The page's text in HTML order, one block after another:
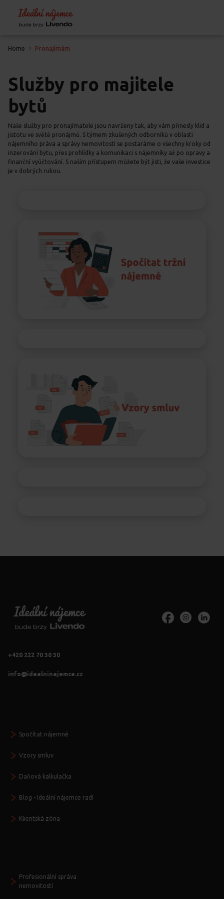
Home Pronajímám
Služby pro majitele
bytů
Naše služby pro pronajímatele jsou navrženy tak, aby vám přinesly klid a
jistotu ve světě pronájmů. S týmem zkušených odborníků v oblasti
nájemního práva a správy nemovitostí se postaráme o všechny kroky od
inzerování bytu, přes prohlídky a komunikaci s nájemníky až po opravy a
finanční vyúčtování. S naším přístupem můžete být jisti, že vaše investice
je v dobrých rukou.
+420 222 70 30 30
info@idealninajemce.cz
Spočítat nájemné
Vzory smluv
Daňová kalkulačka
Blog - Ideální nájemce radí
Klientská zóna
Profesionální správa
nemovitostí